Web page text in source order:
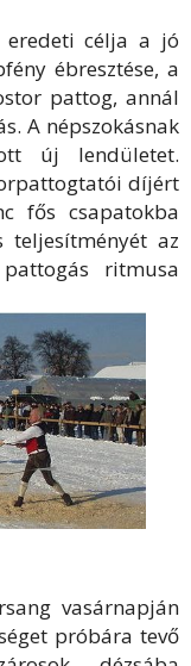
eredeti célja a jó
ébresztése, a
pattog, annál
A népszokásnak
új lendületet.
díjért
fős csapatokba
az
ritmusa
vasárnapján
próbára tevő